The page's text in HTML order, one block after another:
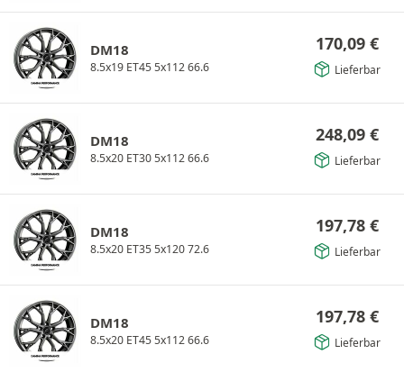
DM18
8.5x19 ET45 5x112 66.6
170,09 €
Lieferbar
DM18
8.5x20 ET30 5x112 66.6
248,09 €
Lieferbar
DM18
8.5x20 ET35 5x120 72.6
197,78 €
Lieferbar
DM18
8.5x20 ET45 5x112 66.6
197,78 €
Lieferbar